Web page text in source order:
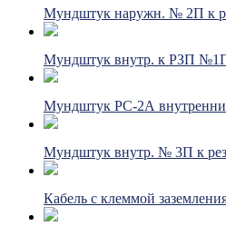
Мундштук наружн. № 2П к
Мундштук внутр. к РЗП
Мундштук РС-2А
Мундштук внутр. № 3П к
Кабель с клеммой